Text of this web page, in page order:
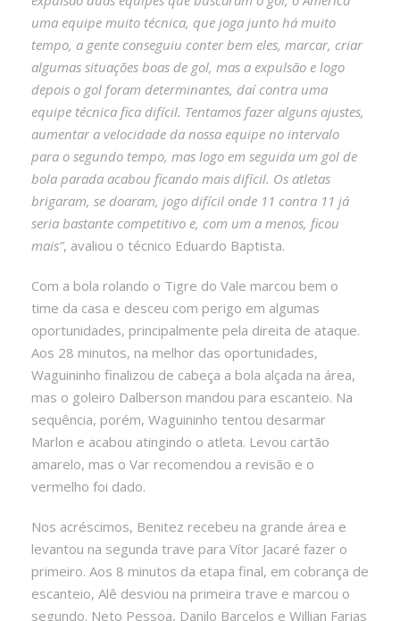
uma equipe muito técnica, que joga junto há muito
tempo, a gente conseguiu conter bem eles, marcar, criar
algumas situações boas de gol, mas a expulsão e logo
depois o gol foram determinantes, daí contra uma
equipe técnica fica difícil. Tentamos fazer alguns ajustes,
aumentar a velocidade da nossa equipe no intervalo
para o segundo tempo, mas logo em seguida um gol de
bola parada acabou ficando mais difícil. Os atletas
brigaram, se doaram, jogo difícil onde 11 contra 11 já
seria bastante competitivo e, com um a menos, ficou
mais”, avaliou o técnico Eduardo Baptista.
Com a bola rolando o Tigre do Vale marcou bem o
time da casa e desceu com perigo em algumas
oportunidades, principalmente pela direita de ataque.
Aos 28 minutos, na melhor das oportunidades,
Waguininho finalizou de cabeça a bola alçada na área,
mas o goleiro Dalberson mandou para escanteio. Na
sequência, porém, Waguininho tentou desarmar
Marlon e acabou atingindo o atleta. Levou cartão
amarelo, mas o Var recomendou a revisão e o
vermelho foi dado.
Nos acréscimos, Benitez recebeu na grande área e
levantou na segunda trave para Vítor Jacaré fazer o
primeiro. Aos 8 minutos da etapa final, em cobrança de
escanteio, Alê desviou na primeira trave e marcou o
segundo. Neto Pessoa, Danilo Barcelos e Willian Farias